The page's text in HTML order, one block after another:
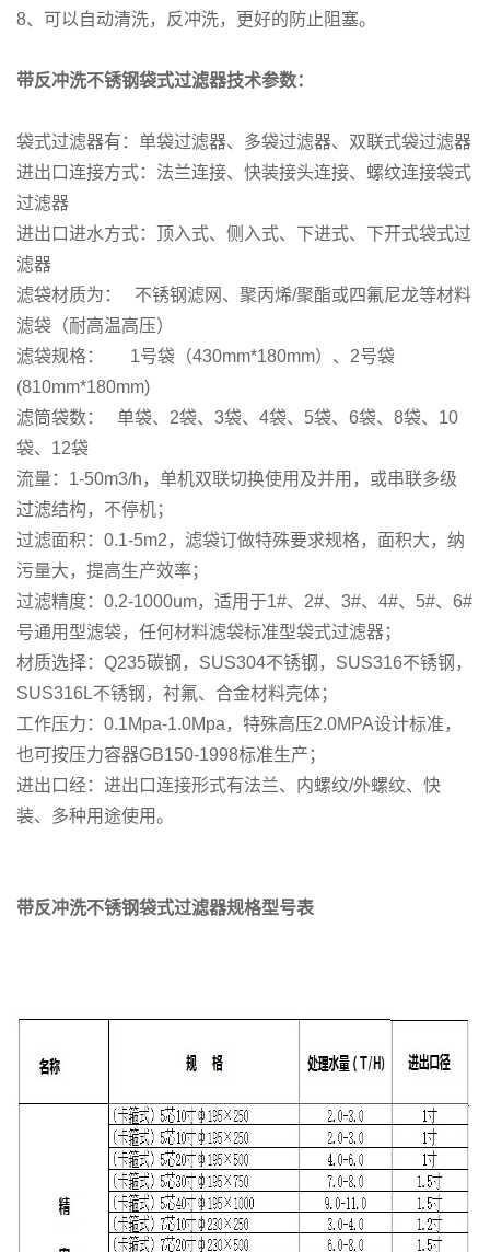
8、可以自动清洗，反冲洗，更好的防止阻塞。
带反冲洗不锈钢袋式过滤器技术参数：
袋式过滤器有：单袋过滤器、多袋过滤器、双联式袋过滤器
进出口连接方式：法兰连接、快装接头连接、螺纹连接袋式
过滤器
进出口进水方式：顶入式、侧入式、下进式、下开式袋式过
滤器
滤袋材质为： 不锈钢滤网、聚丙烯/聚酯或四氟尼龙等材料
滤袋（耐高温高压）
滤袋规格： 1号袋（430mm*180mm）、2号袋
(810mm*180mm)
滤筒袋数： 单袋、2袋、3袋、4袋、5袋、6袋、8袋、10
袋、12袋
流量：1-50m3/h，单机双联切换使用及并用，或串联多级
过滤结构，不停机；
过滤面积：0.1-5m2，滤袋订做特殊要求规格，面积大，纳
污量大，提高生产效率；
过滤精度：0.2-1000um，适用于1#、2#、3#、4#、5#、6#
号通用型滤袋，任何材料滤袋标准型袋式过滤器；
材质选择：Q235碳钢，SUS304不锈钢，SUS316不锈钢，
SUS316L不锈钢，衬氟、合金材料壳体；
工作压力：0.1Mpa-1.0Mpa，特殊高压2.0MPA设计标准，
也可按压力容器GB150-1998标准生产；
进出口经：进出口连接形式有法兰、内螺纹/外螺纹、快
装、多种用途使用。
带反冲洗不锈钢袋式过滤器规格型号表